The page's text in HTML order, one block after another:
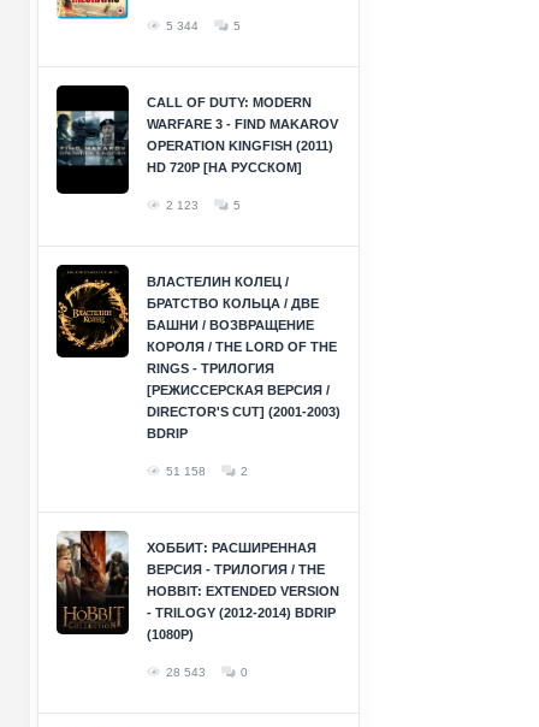
5 344 5
CALL OF DUTY: MODERN
WARFARE 3 - FIND MAKAROV
OPERATION KINGFISH (2011)
HD 720P [НА РУССКОМ]
2 123 5
ВЛАСТЕЛИН КОЛЕЦ /
БРАТСТВО КОЛЬЦА / ДВЕ
БАШНИ / ВОЗВРАЩЕНИЕ
КОРОЛЯ / THE LORD OF THE
RINGS - ТРИЛОГИЯ
[РЕЖИССЕРСКАЯ ВЕРСИЯ /
DIRECTOR'S CUT] (2001-2003)
BDRIP
51 158 2
ХОББИТ: РАСШИРЕННАЯ
ВЕРСИЯ - ТРИЛОГИЯ / THE
HOBBIT: EXTENDED VERSION
- TRILOGY (2012-2014) BDRIP
(1080P)
28 543 0